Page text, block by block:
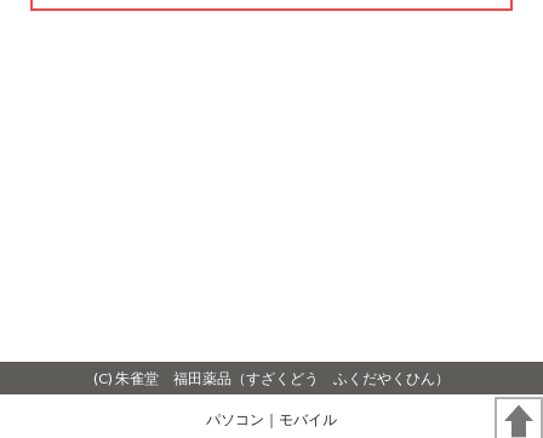
(C) 朱雀堂 福田薬品（すざくどう ふくだやくひん）
パソコン ｜モバイル